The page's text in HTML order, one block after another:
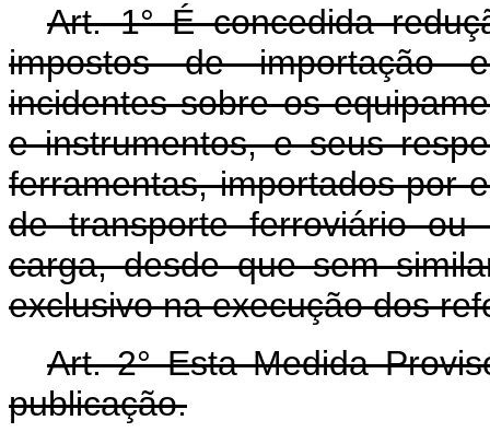
Art. 1° É concedida
impostos de importação
incidentes sobre os
e instrumentos, e seus
ferramentas, importados por
de transporte ferroviário ou
carga, desde que sem
exclusivo na execução dos
Art. 2° Esta Medida
publicação.